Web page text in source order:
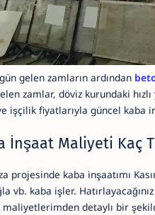
gelen zamların ardından
zamlar, döviz kurundaki
işçilik fiyatlarıyla güncel kaba
İnşaat Maliyeti Kaç
projesinde kaba inşaatımı
vb. kaba işler.
detaylı bir